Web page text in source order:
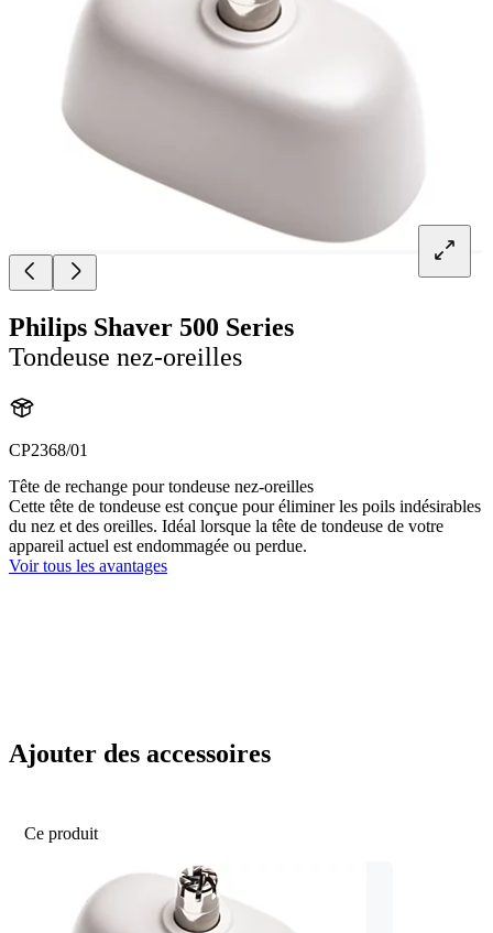
Philips Shaver 500 Series
Tondeuse nez-oreilles
CP2368/01
Tête de rechange pour tondeuse nez-oreilles
Cette tête de tondeuse est conçue pour éliminer les poils indésirables
du nez et des oreilles. Idéal lorsque la tête de tondeuse de votre
appareil actuel est endommagée ou perdue.
Voir tous les avantages
Ajouter des accessoires
Ce produit